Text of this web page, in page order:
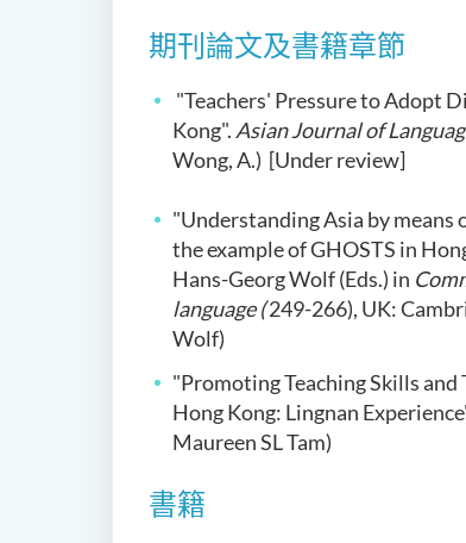
期刊論文及書籍章節
"Teachers' Pressure to Adopt
Kong". Asian Journal of
Wong, A.) [Under review]
"Understanding Asia by
the example of GHOSTS in
Hans-Georg Wolf (Eds.) in
language (249-266), UK:
Wolf)
"Promoting Teaching Skills
Hong Kong: Lingnan
Maureen SL Tam)
書籍